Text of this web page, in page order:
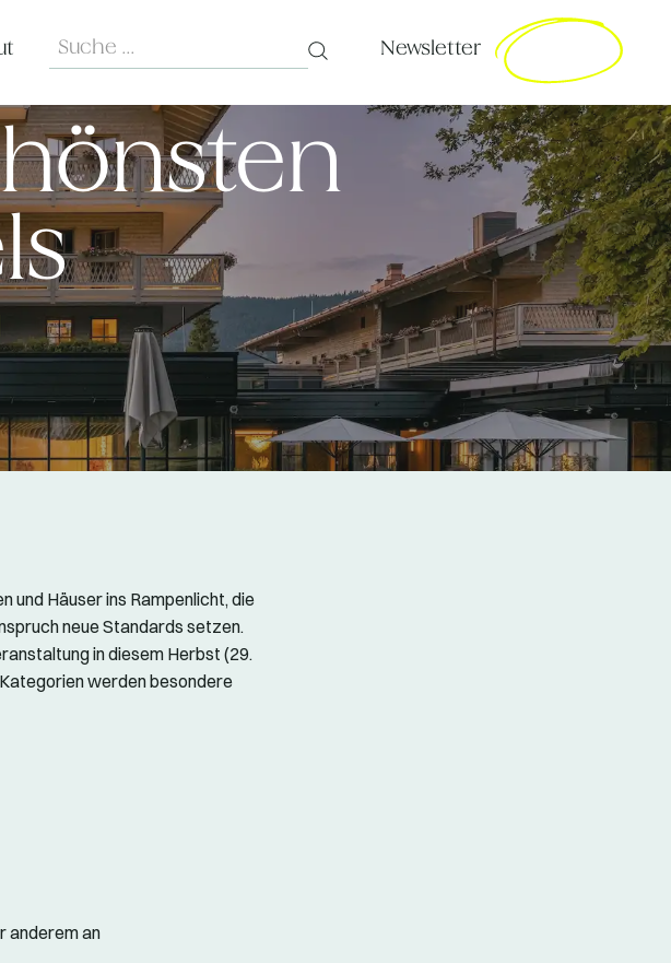
Search
Search
Newsletter
und Häuser ins Rampenlicht, die
neue Standards setzen.
in diesem Herbst (29.
werden besondere
anderem an